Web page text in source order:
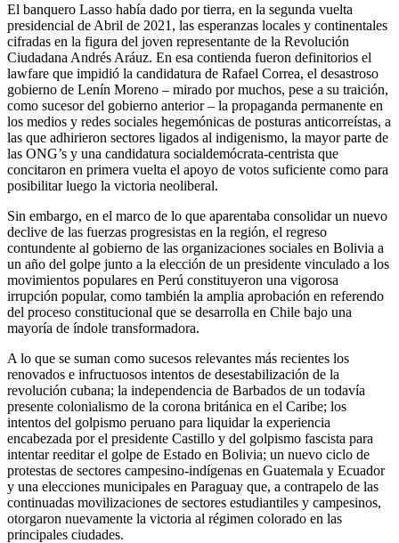
El banquero Lasso había dado por tierra, en la segunda vuelta
presidencial de Abril de 2021, las esperanzas locales y continentales
cifradas en la figura del joven representante de la Revolución
Ciudadana Andrés Aráuz. En esa contienda fueron definitorios el
lawfare que impidió la candidatura de Rafael Correa, el desastroso
gobierno de Lenín Moreno – mirado por muchos, pese a su traición,
como sucesor del gobierno anterior – la propaganda permanente en
los medios y redes sociales hegemónicas de posturas anticorreístas, a
las que adhirieron sectores ligados al indigenismo, la mayor parte de
las ONG’s y una candidatura socialdemócrata-centrista que
concitaron en primera vuelta el apoyo de votos suficiente como para
posibilitar luego la victoria neoliberal.
Sin embargo, en el marco de lo que aparentaba consolidar un nuevo
declive de las fuerzas progresistas en la región, el regreso
contundente al gobierno de las organizaciones sociales en Bolivia a
un año del golpe junto a la elección de un presidente vinculado a los
movimientos populares en Perú constituyeron una vigorosa
irrupción popular, como también la amplia aprobación en referendo
del proceso constitucional que se desarrolla en Chile bajo una
mayoría de índole transformadora.
A lo que se suman como sucesos relevantes más recientes los
renovados e infructuosos intentos de desestabilización de la
revolución cubana; la independencia de Barbados de un todavía
presente colonialismo de la corona británica en el Caribe; los
intentos del golpismo peruano para liquidar la experiencia
encabezada por el presidente Castillo y del golpismo fascista para
intentar reeditar el golpe de Estado en Bolivia; un nuevo ciclo de
protestas de sectores campesino-indígenas en Guatemala y Ecuador
y una elecciones municipales en Paraguay que, a contrapelo de las
continuadas movilizaciones de sectores estudiantiles y campesinos,
otorgaron nuevamente la victoria al régimen colorado en las
principales ciudades.